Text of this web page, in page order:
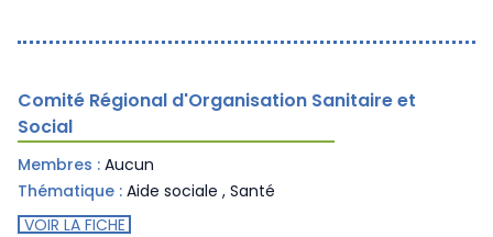
Comité Régional d'Organisation Sanitaire et
Social
Membres : Aucun
Thématique : Aide sociale , Santé
VOIR LA FICHE